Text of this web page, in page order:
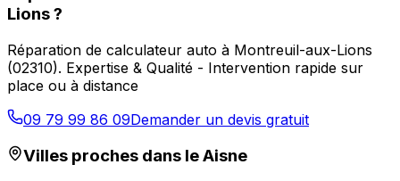
Lions?
Réparation de calculateur auto à Montreuil-aux-Lions
(02310). Expertise & Qualité - Intervention rapide sur
place ou à distance
09 79 99 86 09Demander un devis gratuit
Villes proches dans leAisne